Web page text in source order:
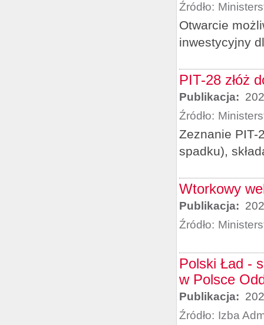
Źródło:
Otwarcie
inwestycyjny
PIT-28 złóż
Publikacja:
Źródło:
Zeznanie PIT-
spadku),
Wtorkowy
Publikacja:
Źródło:
Polski Ład -
w Polsce
Publikacja:
Źródło: Izba